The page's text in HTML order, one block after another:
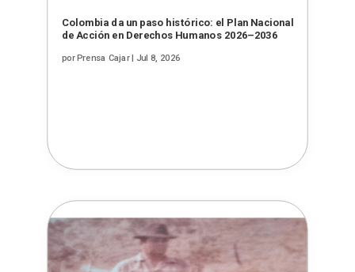
Colombia da un paso histórico: el Plan Nacional
de Acción en Derechos Humanos 2026–2036
porPrensa Cajar| Jul 8, 2026